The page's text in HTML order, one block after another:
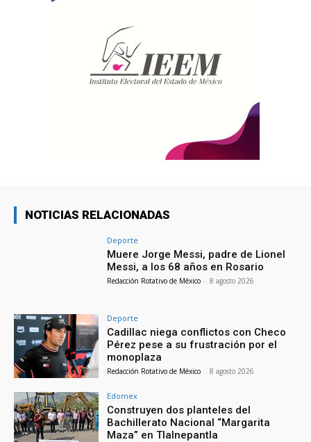
NOTICIAS RELACIONADAS
Deporte
Muere Jorge Messi, padre de Lionel
Messi, a los 68 años en Rosario
Redacción Rotativo de México - 8 agosto 2026
Deporte
Cadillac niega conflictos con Checo
Pérez pese a su frustración por el
monoplaza
Redacción Rotativo de México - 8 agosto 2026
Edomex
Construyen dos planteles del
Bachillerato Nacional “Margarita
Maza” en Tlalnepantla